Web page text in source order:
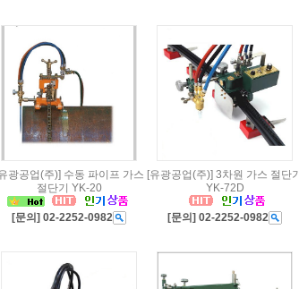
광공업(주)] 수동 파이프 가스
절단기 YK-20
[문의] 02-2252-0982
[유광공업(주)] 3차원 가스 절단기
YK-72D
[문의] 02-2252-0982